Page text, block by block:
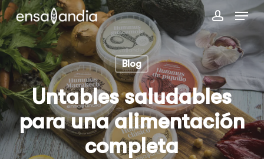
Skip
to
main
content
account
Menu
Blog
Untables saludables
para una alimentación
completa